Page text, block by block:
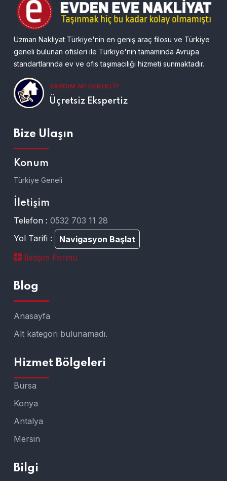
Uzman Nakliyat Türkiye'nin en geniş araç filosu ve Türkiye
geneli bulunan ofisleri ile Türkiye'nin tamamında Avrupa
standartlarında ev ve ofis taşımacılığı hizmeti sunmaktadır.
YARDIM MI GEREKLI?
Üçretsiz Ekspertiz
Bize Ulaşın
Konum
Türkiye Geneli
İletişim
Telefon : 0532 703 11 28
Yol Tarifi :
Navigasyon Başlat
İletişim Formu
Blog
Anasayfa
Alt kategori bulunamadı.
Hizmet Bölgeleri
Bursa
Konya
Antalya
Mersin
Bilgi